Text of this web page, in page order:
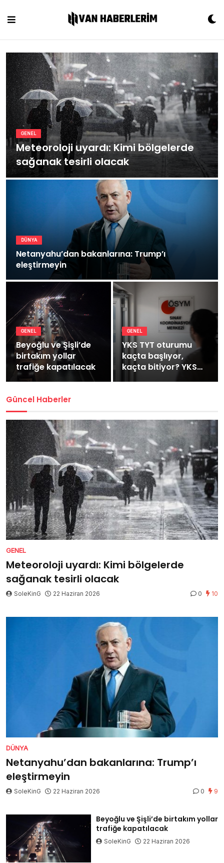
content
GENEL
Meteoroloji uyardı: Kimi bölgelerde
sağanak tesirli olacak
DÜNYA
Netanyahu’dan bakanlarına: Trump’ı
eleştirmeyin
GENEL
Beyoğlu ve Şişli’de
birtakım yollar
trafiğe kapatılacak
GENEL
YKS TYT oturumu
kaçta başlıyor,
kaçta bitiyor? YKS
Güncel Haberler
GENEL
Meteoroloji uyardı: Kimi bölgelerde
sağanak tesirli olacak
SoleKinG 22 Haziran 2026 0 10
DÜNYA
Netanyahu’dan bakanlarına: Trump’ı
eleştirmeyin
SoleKinG 22 Haziran 2026 0 9
Beyoğlu ve Şişli’de birtakım yollar
trafiğe kapatılacak
SoleKinG 22 Haziran 2026